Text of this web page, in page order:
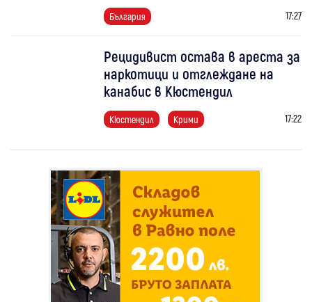
България 17:27
Рецидивист остава в ареста за
наркотици и отглеждане на
канабис в Кюстендил
Кюстендил Крими 17:22